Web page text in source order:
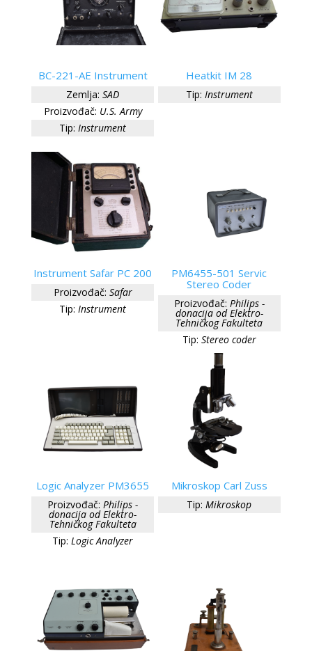
BC-221-AE Instrument
Zemlja: SAD
Proizvođač: U.S. Army
Tip: Instrument
Heatkit IM 28
Tip: Instrument
Instrument Safar PC 200
Proizvođač: Safar
Tip: Instrument
PM6455-501 Servic
Stereo Coder
Proizvođač: Philips -
donacija od Elektro-
Tehničkog Fakulteta
Tip: Stereo coder
Logic Analyzer PM3655
Proizvođač: Philips -
donacija od Elektro-
Tehničkog Fakulteta
Tip: Logic Analyzer
Mikroskop Carl Zuss
Tip: Mikroskop